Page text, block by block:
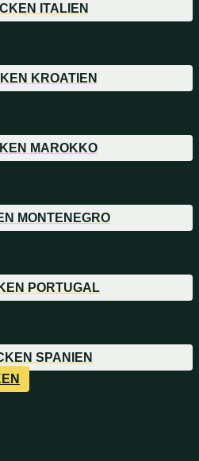
ITALIEN
KROATIEN
MAROKKO
MONTENEGRO
PORTUGAL
SPANIEN